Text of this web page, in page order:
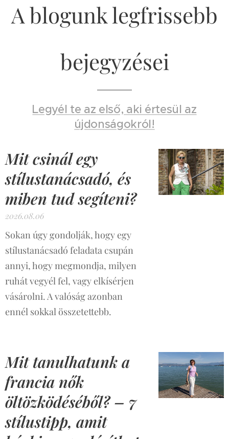
A blogunk legfrissebb
bejegyzései
Legyél te az első, aki értesül az
újdonságokról!
Mit csinál egy
stílustanácsadó, és
miben tud segíteni?
2026.08.06
Sokan úgy gondolják, hogy egy
stílustanácsadó feladata csupán
annyi, hogy megmondja, milyen
ruhát vegyél fel, vagy elkísérjen
vásárolni. A valóság azonban
ennél sokkal összetettebb.
Mit tanulhatunk a
francia nők
öltözködéséből? – 7
stílustipp, amit